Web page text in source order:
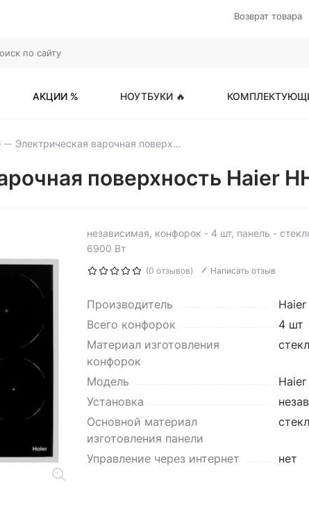
Возврат товара
АКЦИИ % НОУТБУКИ 🔥
Электрическая варочная поверхность Haier HHY-C64DFB
поверхность Haier
независимая, конфорок - 4 шт, панель -
6900 Вт
(0 отзывов) Написать отзыв
Производитель
Haier
Всего конфорок
4 шт
Материал изготовления
конфорок
Модель
Установка
Основной материал
изготовления панели
Управление через интернет нет